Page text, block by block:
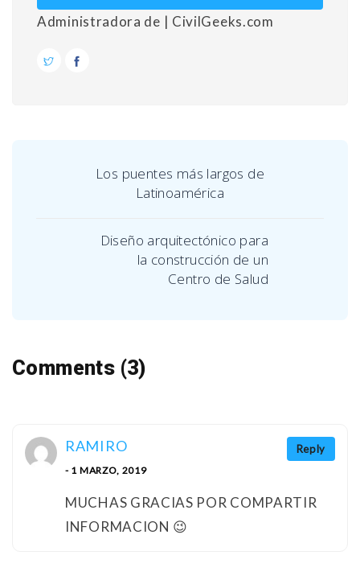
Administradora de | CivilGeeks.com
Los puentes más largos de
Latinoamérica
Diseño arquitectónico para
la construcción de un
Centro de Salud
Comments (3)
Reply
RAMIRO
- 1 MARZO, 2019
MUCHAS GRACIAS POR COMPARTIR
INFORMACION 😉